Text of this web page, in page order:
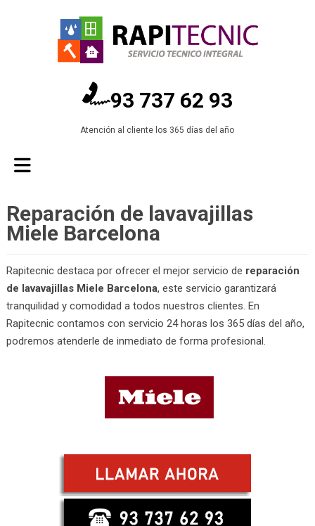
93 737 62 93
Atención al cliente los 365 días del año
Reparación de lavavajillas
Miele Barcelona
Rapitecnic destaca por ofrecer el mejor servicio de reparación
de lavavajillas Miele Barcelona, este servicio garantizará
tranquilidad y comodidad a todos nuestros clientes. En
Rapitecnic contamos con servicio 24 horas los 365 días del año,
podremos atenderle de inmediato de forma profesional.